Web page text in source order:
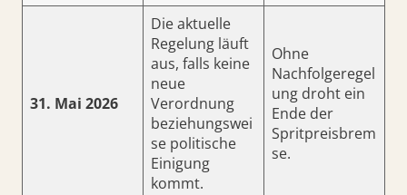
31. Mai 2026
Die aktuelle
Regelung läuft
aus, falls keine
neue
Verordnung
beziehungswei
se politische
Einigung
kommt.
Ohne
Nachfolgeregel
ung droht ein
Ende der
Spritpreisbrem
se.